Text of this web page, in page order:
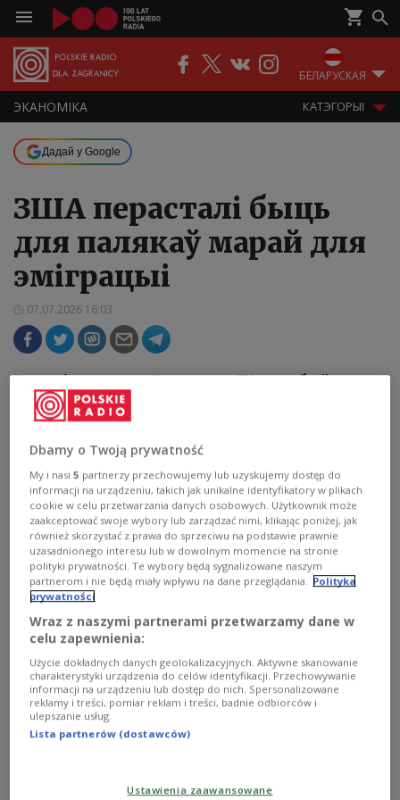
БЕЛАРУСКАЯ
ЭКАНОМІКА КАТЭГОРЫІ
Дадай у Google
ЗША перасталі быць
для палякаў марай для
эміграцыі
07.07.2026 16:03
Гадамі пераезд у Злучаныя Штаты быў
сімвалам лепшага жыцця і рэалізацыяй
«амерыканскай мары».
Сцяг ЗША. Jill Wellington/pixabay.com/CC0 Public Domain
ЗША перасталі быць для палякаў марай для
эміграцыі, паведамляе
сацыялагічнай лабараторыяй CBOS па замове
Dbamy o Twoją prywatność
My i nasi5 partnerzy przechowujemy lub uzyskujemy dostęp do
informacji na urządzeniu, takich jak unikalne identyfikatory w plikach
cookie w celu przetwarzania danych osobowych. Użytkownik może
zaakceptować swoje wybory lub zarządzać nimi, klikając poniżej, jak
również skorzystać z prawa do sprzeciwu na podstawie prawnie
uzasadnionego interesu lub w dowolnym momencie na stronie
polityki prywatności. Te wybory będą sygnalizowane naszym
partnerom i nie będą miały wpływu na dane przeglądania.
Polityka
prywatności
Wraz z naszymi partnerami przetwarzamy dane w
celu zapewnienia:
Użycie dokładnych danych geolokalizacyjnych. Aktywne skanowanie
charakterystyki urządzenia do celów identyfikacji. Przechowywanie
informacji na urządzeniu lub dostęp do nich. Spersonalizowane
reklamy i treści, pomiar reklam i treści, badnie odbiorców i
ulepszanie usług.
Lista partnerów (dostawców)
Ustawienia zaawansowane